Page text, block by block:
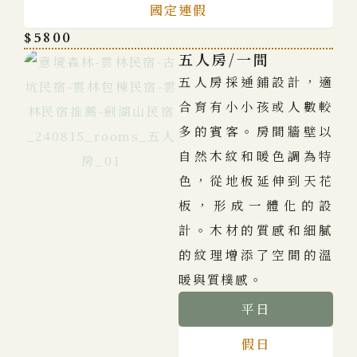
國定連假
$5800
五人房/一間
五人房採通鋪設計，適
合育有小小孩或人數較
多的賓客。房間牆壁以
自然木紋和暖色調為特
色，從地板延伸到天花
板，形成一體化的設
計。木材的質感和細膩
的紋理增添了空間的溫
暖與質樸感。
平日
假日